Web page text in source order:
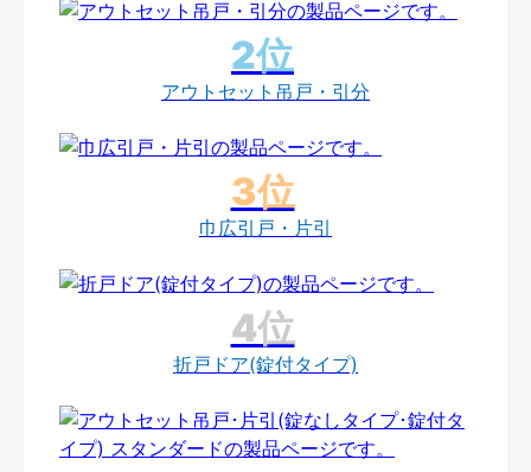
アウトセット吊戸・引分
巾広引戸・片引
折戸ドア(錠付タイプ)